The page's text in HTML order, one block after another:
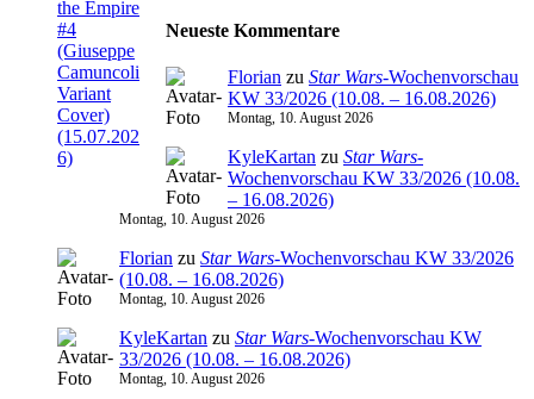
Neueste Kommentare
Florian zu Star Wars-Wochenvorschau
KW 33/2026 (10.08. – 16.08.2026)
Montag, 10. August 2026
KyleKartan zu Star Wars-
Wochenvorschau KW 33/2026 (10.08.
– 16.08.2026)
Montag, 10. August 2026
Florian zu Star Wars-Wochenvorschau KW 33/2026
(10.08. – 16.08.2026)
Montag, 10. August 2026
KyleKartan zu Star Wars-Wochenvorschau KW
33/2026 (10.08. – 16.08.2026)
Montag, 10. August 2026